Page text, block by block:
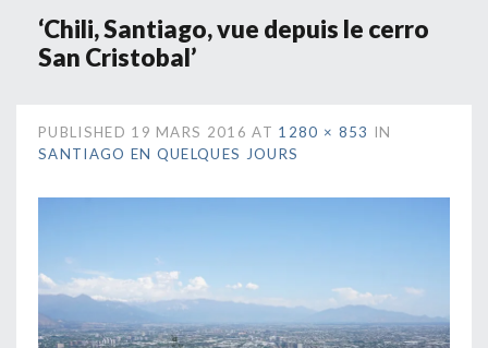
‘Chili, Santiago, vue depuis le cerro
San Cristobal’
PUBLISHED 19 MARS 2016 AT 1280 × 853 IN
SANTIAGO EN QUELQUES JOURS